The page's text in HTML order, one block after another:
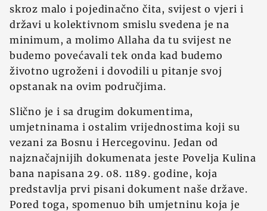
skroz malo i pojedinačno čita, svijest o vjeri i
državi u kolektivnom smislu svedena je na
minimum, a molimo Allaha da tu svijest ne
budemo povećavali tek onda kad budemo
životno ugroženi i dovodili u pitanje svoj
opstanak na ovim područjima.
Slično je i sa drugim dokumentima,
umjetninama i ostalim vrijednostima koji su
vezani za Bosnu i Hercegovinu. Jedan od
najznačajnijih dokumenata jeste Povelja Kulina
bana napisana 29. 08. 1189. godine, koja
predstavlja prvi pisani dokument naše države.
Pored toga, spomenuo bih umjetninu koja je